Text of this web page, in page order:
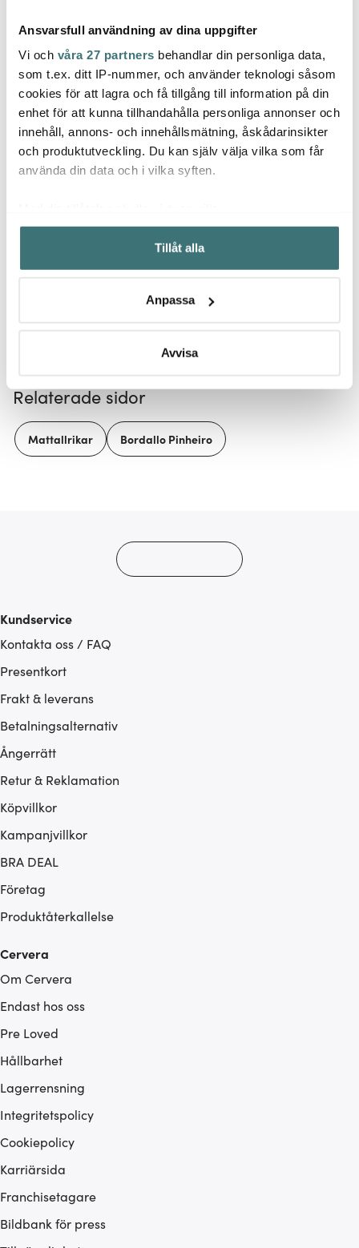
Ansvarsfull användning av dina uppgifter
Vi och våra 27 partners behandlar din personliga data,
som t.ex. ditt IP-nummer, och använder teknologi såsom
cookies för att lagra och få tillgång till information på din
enhet för att kunna tillhandahålla personliga annonser och
innehåll, annons- och innehållsmätning, åskådarinsikter
och produktutveckling. Du kan själv välja vilka som får
använda din data och i vilka syften.
Samla in information om din geografiska plats som
kan ha en noggrannhet på upp till flera meter
Identifiera din enhet genom att aktivt skanna den för
Ta reda på mer om hur dina personliga uppgifter
Du kan ändra eller dra tillbaka ditt samtycke när som
Vi använder cookies för att innehållet och annonserna
ska anpassas efter det som vi tror att du tycker om. Det
gör också att vi kan analysera vår trafik och göra
Tillåt alla
Anpassa
Avvisa
Bordallo Pinheiro
Cabbage Skål Kålblad
17,5 cm Grön
269 kr
Bordallo Pinheiro
Countryside Leaves
Skål Nyckelpiga 14x12,6
cm Grön
319 kr
Låt dig inspireras av våra kunder
Relaterade sidor
Mattallrikar Bordallo Pinheiro
Kundservice
Kontakta oss / FAQ
Presentkort
Frakt & leverans
Betalningsalternativ
Ångerrätt
Retur & Reklamation
Köpvillkor
Kampanjvillkor
BRA DEAL
Företag
Produktåterkallelse
Cervera
Om Cervera
Endast hos oss
Pre Loved
Hållbarhet
Lagerrensning
Integritetspolicy
Cookiepolicy
Karriärsida
Franchisetagare
Bildbank för press